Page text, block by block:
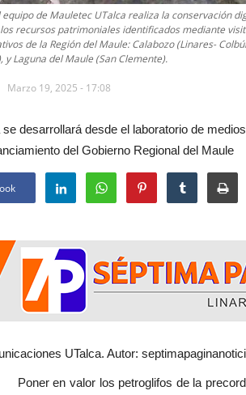
de Mauletec UTalca realiza la conservación
recursos patrimoniales identificados mediante
de la Región del Maule: Calabozo (Linares-
y Laguna del Maule (San Clemente).
Marzo 19, 2025 - 17:08
se desarrollará desde el laboratorio de
del Gobierno Regional del Maule
UTalca. Autor:
los petroglifos de la precordillera